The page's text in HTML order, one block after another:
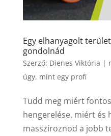
Egy elhanyagolt
gondolnád
Szerző: Dienes Viktória |
úgy, mint egy profi
Tudd meg miért
hengerelése, miért és
masszíroznod a jobb